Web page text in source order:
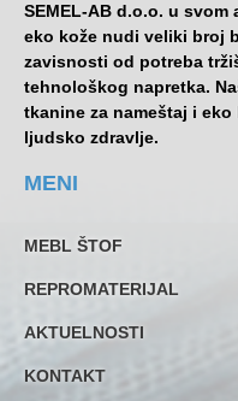
SEMEL-AB d.o.o. u
eko kože nudi veliki broj
zavisnosti od potreba
tehnološkog napretka.
tkanine za nameštaj i
ljudsko zdravlje.
MENI
MEBL ŠTOF
REPROMATERIJAL
AKTUELNOSTI
KONTAKT